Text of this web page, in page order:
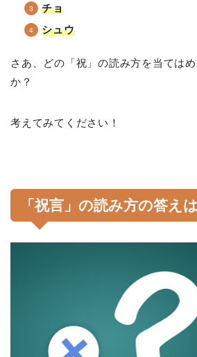
チョ
シュウ
さあ、どの「祝」の読み方を当ては
か？
考えてみてください！
「祝言」の読み方の答え